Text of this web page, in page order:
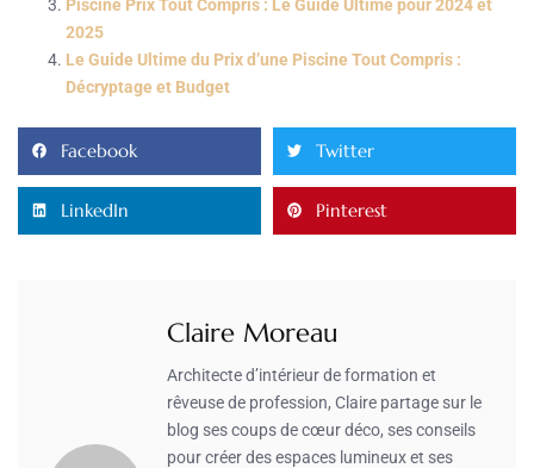
Piscine Prix Tout Compris : Le Guide Ultime pour 2024 et
2025
Le Guide Ultime du Prix d’une Piscine Tout Compris :
Décryptage et Budget
Facebook Twitter
LinkedIn Pinterest
Claire Moreau
Architecte d’intérieur de formation et
rêveuse de profession, Claire partage sur le
blog ses coups de cœur déco, ses conseils
pour créer des espaces lumineux et ses